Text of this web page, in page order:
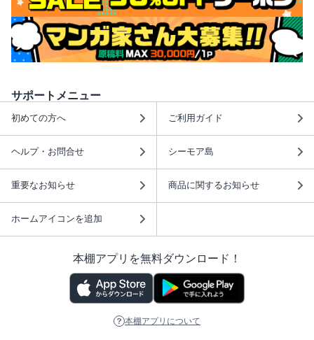
サポートメニュー
初めての方へ ご利用ガイド
ヘルプ・お問合せ シーモア島
重要なお知らせ 商品に関するお知らせ
ホームアイコンを追加
本棚アプリを無料ダウンロード！
本棚アプリについて